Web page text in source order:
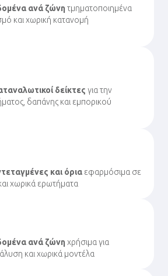
ανά ζώνη τμηματοποιημένα
και χωρική κατανομή
δείκτες για την
δαπάνης και εμπορικού
και όρια εφαρμόσιμα σε
χωρικά ερωτήματα
ανά ζώνη χρήσιμα για
και χωρικά μοντέλα